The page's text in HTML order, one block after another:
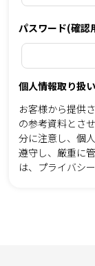
パスワード(確認
個人情報取り扱
お客様から提供
の参考資料とさ
分に注意し、個
遵守し、厳重に
は、 プライバシ